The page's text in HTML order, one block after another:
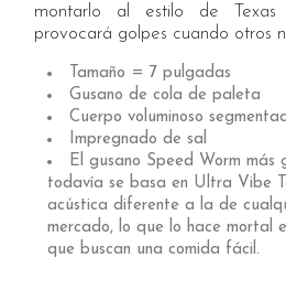
montarlo al estilo de
provocará golpes cuando otros
Tamaño = 7 pulgadas
Gusano de cola de paleta
Cuerpo voluminoso
Impregnado de sal
El gusano Speed ​​Worm más
todavía se basa en Ultra Vibe
acústica diferente a la de
mercado, lo que lo hace mortal
que buscan una comida fácil.